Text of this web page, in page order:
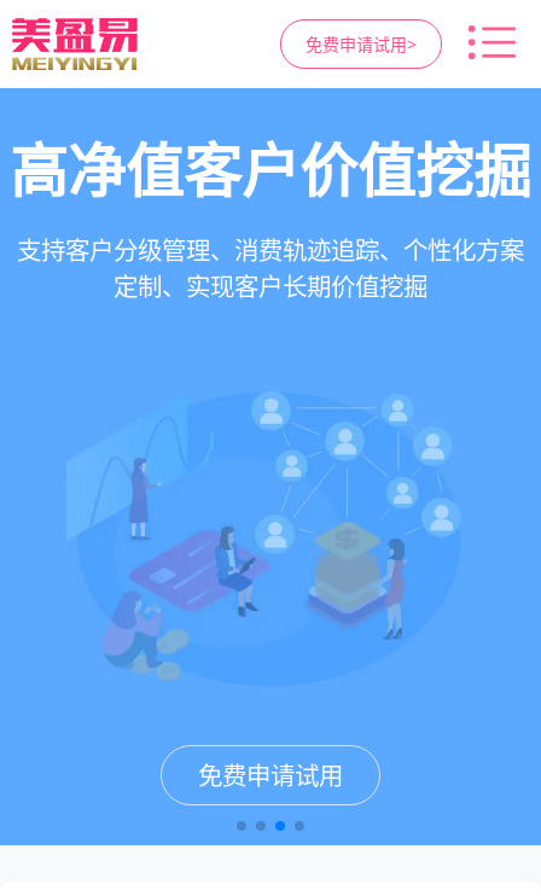
免费申请试用>
智慧医美管理系统
一站式解决医美机构预约、咨询、手术安排、会
员管理、财务核算全流程管理
免费申请试用
医疗资源调度管理
支持电子病历、医生排班、手术室管理、智能预
约分配，科学安排医疗资源
免费申请试用
高净值客户价值挖掘
支持客户分级管理、消费轨迹追踪、个性化方案
定制、实现客户长期价值挖掘
免费申请试用
营销与私域运营
提供小程序商城、私域scrm、项目套餐、裂变分
销多种营销工具，助力获客与转化
免费申请试用